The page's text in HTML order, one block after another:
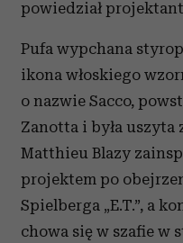
powiedział
Pufa wypchana
ikona włoskiego
o nazwie Sacco,
Zanotta i była uszyta
Matthieu Blazy
projektem po
Spielberga „E.T.”, a
chowa się w szafie w